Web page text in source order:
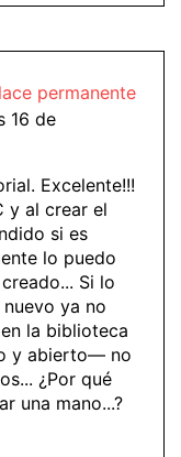
permanente
16 de
Excelente!!!
y al crear el
si es
lo puedo
Si lo
ya no
la biblioteca
y abierto— no
¿Por qué
una mano...?